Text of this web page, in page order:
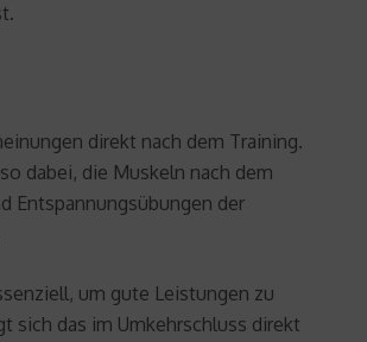
direkt nach dem Training.
dabei, die Muskeln nach dem
Entspannungsübungen der
um gute Leistungen zu
sich das im Umkehrschluss direkt